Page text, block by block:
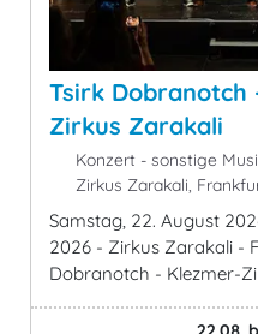
Tsirk
Zirkus Zarakali
Konzert - sonstige
Zirkus Zarakali,
Samstag, 22. August
2026 - Zirkus Zarakali -
Dobranotch - Klezmer-